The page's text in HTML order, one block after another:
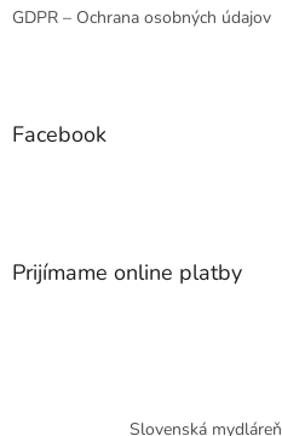
GDPR – Ochrana osobných údajov
Facebook
Prijímame online platby
Slovenská mydláreň